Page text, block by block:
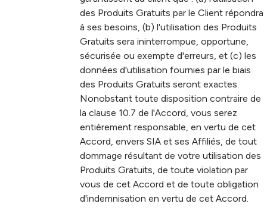
des Produits Gratuits par le Client répondra
à ses besoins, (b) l'utilisation des Produits
Gratuits sera ininterrompue, opportune,
sécurisée ou exempte d'erreurs, et (c) les
données d'utilisation fournies par le biais
des Produits Gratuits seront exactes.
Nonobstant toute disposition contraire de
la clause 10.7 de l'Accord, vous serez
entièrement responsable, en vertu de cet
Accord, envers SIA et ses Affiliés, de tout
dommage résultant de votre utilisation des
Produits Gratuits, de toute violation par
vous de cet Accord et de toute obligation
d'indemnisation en vertu de cet Accord.